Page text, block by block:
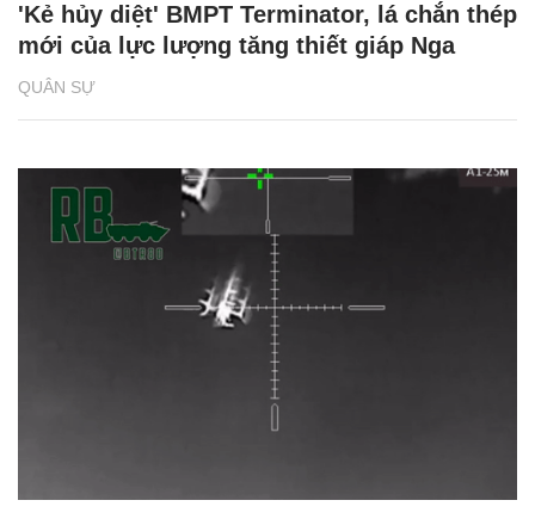
QUÂN SỰ
'Kẻ hủy diệt' BMPT Terminator, lá chắn thép
mới của lực lượng tăng thiết giáp Nga